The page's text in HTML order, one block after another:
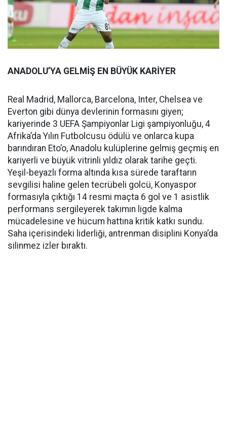
ANADOLU’YA GELMİŞ EN BÜYÜK KARİYER
Real Madrid, Mallorca, Barcelona, Inter, Chelsea ve
Everton gibi dünya devlerinin formasını giyen;
kariyerinde 3 UEFA Şampiyonlar Ligi şampiyonluğu, 4
Afrika’da Yılın Futbolcusu ödülü ve onlarca kupa
barındıran Eto’o, Anadolu kulüplerine gelmiş geçmiş en
kariyerli ve büyük vitrinli yıldız olarak tarihe geçti.
Yeşil-beyazlı forma altında kısa sürede taraftarın
sevgilisi haline gelen tecrübeli golcü, Konyaspor
formasıyla çıktığı 14 resmi maçta 6 gol ve 1 asistlik
performans sergileyerek takımın ligde kalma
mücadelesine ve hücum hattına kritik katkı sundu.
Saha içerisindeki liderliği, antrenman disiplini Konya’da
silinmez izler bıraktı.